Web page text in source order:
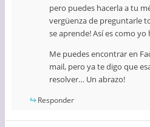
pero puedes hacerla a tu
vergüenza de preguntarle
se aprende! Así es como
Me puedes encontrar en
mail, pero ya te digo que
resolver… Un abrazo!
Responder